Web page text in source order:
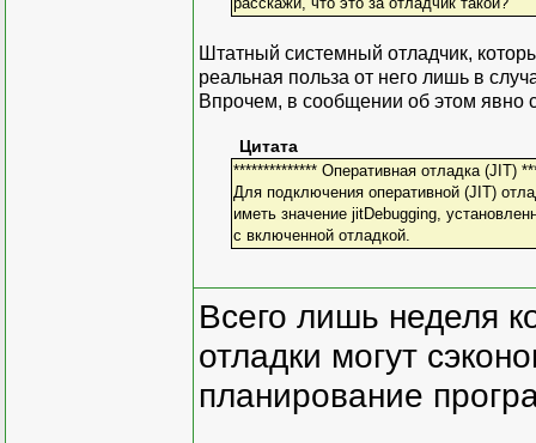
Штатный системный отладчик,
реальная польза от него лишь в
Впрочем, в сообщении об этом явно
Цитата
************** Оперативная отладка (JIT)
Для подключения оперативной (JIT)
иметь значение jitDebugging,
с включенной отладкой.
Всего лишь неделя
отладки могут
планирование